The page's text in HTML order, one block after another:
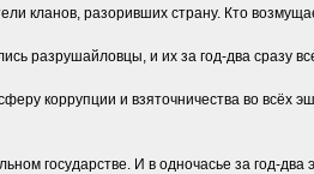
кланов, разоривших страну. Кто
разрушайловцы, и их за год-два сразу
коррупции и взяточничества во всёх
государстве. И в одночасье за год-два